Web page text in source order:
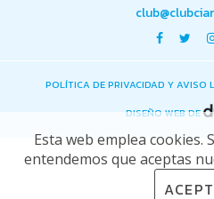
POLÍTICA DE PRIVACIDAD Y AVISO
DISEÑO WEB DE
Esta web emplea cookies.
entendemos que aceptas